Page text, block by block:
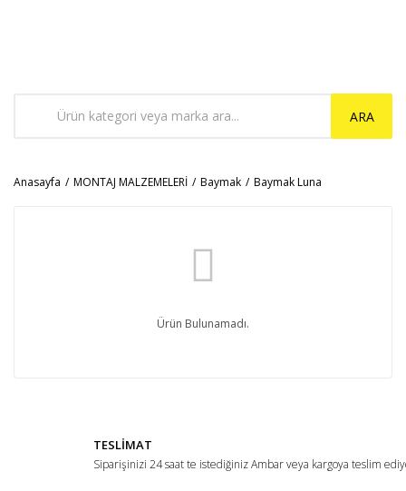
ARA
Anasayfa MONTAJ MALZEMELERİ Baymak Baymak Luna
Ürün Bulunamadı.
TESLİMAT
Siparişinizi 24 saat te istediğiniz Ambar veya kargoya teslim